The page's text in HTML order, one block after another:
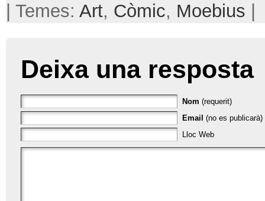
| Temes: Art, Còmic, Moebius
Deixa una resposta
Nom (requerit)
Email (no es publicarà)
Lloc Web